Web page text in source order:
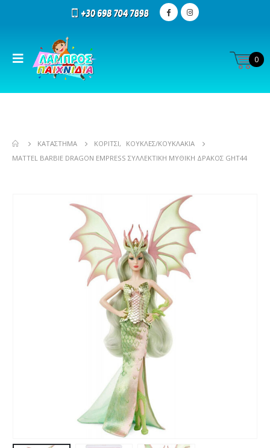
0
ΚΑΤΆΣΤΗΜΑ ΚΟΡΊΤΣΙ,
ΚΟΎΚΛΕΣ/ΚΟΥΚΛΆΚΙΑ
MATTEL BARBIE DRAGON EMPRESS ΣΥΛΛΕΚΤΙΚΉ ΜΥΘΙΚΉ ΔΡΆΚΟΣ GHT44